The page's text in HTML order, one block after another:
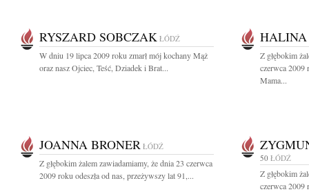
RYSZARD SOBCZAK ŁÓDŹ
W dniu 19 lipca 2009 roku zmarł mój kochany Mąż
oraz nasz Ojciec, Teść, Dziadek i Brat...
Z głębokim
czerwca 2009
Mama...
JOANNA BRONER ŁÓDŹ
Z głębokim żalem zawiadamiamy, że dnia 23 czerwca
2009 roku odeszła od nas, przeżywszy lat 91,...
50 ŁÓDŹ
Z głębokim
czerwca 2009